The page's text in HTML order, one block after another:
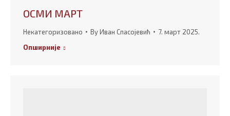
ОСМИ МАРТ
Некатегоризовано ByИван Спасојевић
7. март 2025.
Опширније